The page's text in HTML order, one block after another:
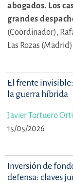
abogados. Los
grandes
(Coordinador),
Las Rozas
El frente
la guerra híbrida
Javier Tortuero
15/05/2026
Inversión de
defensa: claves